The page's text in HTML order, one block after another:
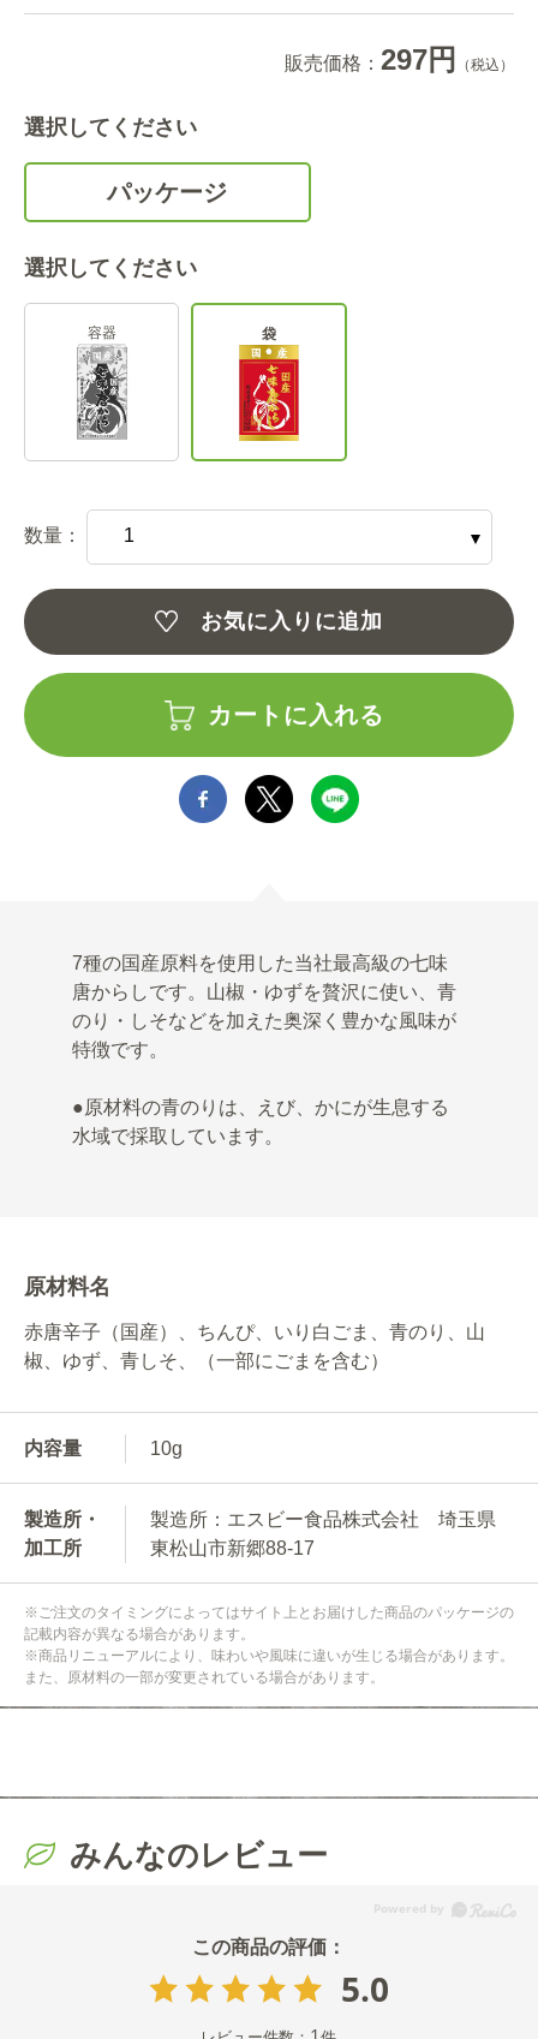
販売価格： 297円 （税込）
選択してください
パッケージ
選択してください
容器 袋
数量：
お気に入りに追加
カートに入れる
7種の国産原料を使用した当社最高級の七味
唐からしです。山椒・ゆずを贅沢に使い、青
のり・しそなどを加えた奥深く豊かな風味が
特徴です。
●原材料の青のりは、えび、かにが生息する
水域で採取しています。
原材料名
赤唐辛子（国産）、ちんぴ、いり白ごま、青のり、山
椒、ゆず、青しそ、（一部にごまを含む）
内容量 10g
製造所・
加工所
製造所：エスビー食品株式会社 埼玉県
東松山市新郷88-17
※ご注文のタイミングによってはサイト上とお届けした商品のパッケージの
記載内容が異なる場合があります。
※商品リニューアルにより、味わいや風味に違いが生じる場合があります。
また、原材料の一部が変更されている場合があります。
みんなのレビュー
5.0